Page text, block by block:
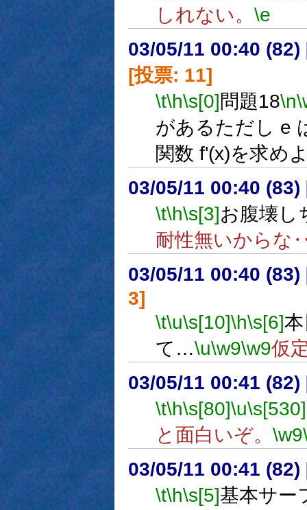
しれない。 \e
03/05/11 00:40 (82)
[投票: 11]
\t\h\s[0]問題18\n
があるただし e
関数 f'(x)を求め
03/05/11 00:40 (83)
\t\h\s[3]お腹壊
耐性無いから
03/05/11 00:40 (83)
3]
\t\u\s[10]\h\s[6]
て…\u\w9\w9仮
03/05/11 00:41 (82)
\t\h\s[80]\u\s[530]
と面白いぞ。 \w9
03/05/11 00:41 (82)
\t\h\s[5]基本サー